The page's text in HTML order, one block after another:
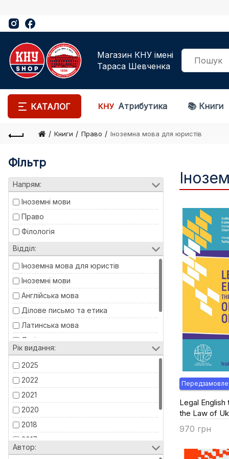
Магазин КНУ імені
Тараса Шевченка
КАТАЛОГ Атрибутика 📚 Книги
Книги Право Іноземна мова для юристів
Фільтр
Напрям:
Іноземні мови
Право
Філологія
Відділ:
Іноземна мова для юристів
Іноземні мови
Англійська мова
Ділове письмо та етика
Латинська мова
Логіка
Право
Теорія держави та права
Рік видання:
2025
2022
2021
2020
2018
2017
2008
Автор:
Legal
the Law of
970 грн